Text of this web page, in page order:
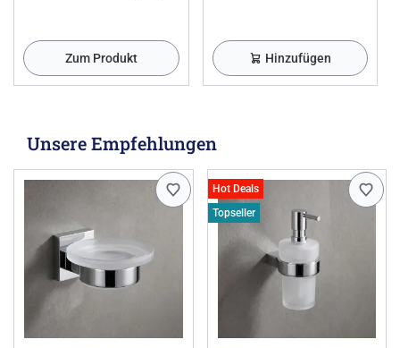
Zum Produkt Hinzufügen
Unsere Empfehlungen
Hot Deals
Topseller